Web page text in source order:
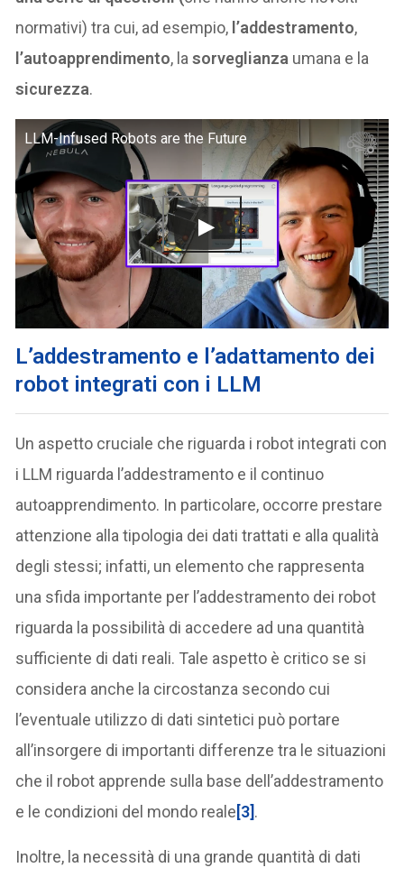
normativi) tra cui, ad esempio, l’addestramento,
l’autoapprendimento, lasorveglianza umana e la
sicurezza.
LLM-Infused Robots are the Future
L’addestramento e l’adattamento dei
robot integrati con i LLM
Un aspetto cruciale che riguarda i robot integrati con
i LLM riguarda l’addestramento e il continuo
autoapprendimento. In particolare, occorre prestare
attenzione alla tipologia dei dati trattati e alla qualità
degli stessi; infatti, un elemento che rappresenta
una sfida importante per l’addestramento dei robot
riguarda la possibilità di accedere ad una quantità
sufficiente di dati reali. Tale aspetto è critico se si
considera anche la circostanza secondo cui
l’eventuale utilizzo di dati sintetici può portare
all’insorgere di importanti differenze tra le situazioni
che il robot apprende sulla base dell’addestramento
e le condizioni del mondo reale[3].
Inoltre, la necessità di una grande quantità di dati